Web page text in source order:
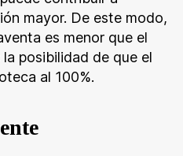
mayor. De este modo,
es menor que el
posibilidad de que el
al 100%.